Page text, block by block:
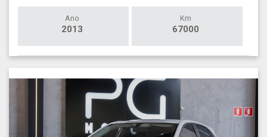
Ano
2013
Km
67000